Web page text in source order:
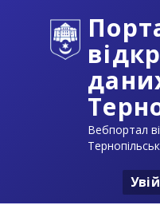
Вебпортал